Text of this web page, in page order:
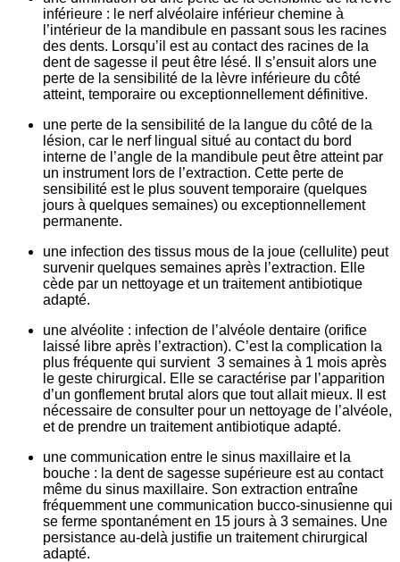
inférieure : le nerf alvéolaire inférieur chemine à
l’intérieur de la mandibule en passant sous les racines
des dents. Lorsqu’il est au contact des racines de la
dent de sagesse il peut être lésé. Il s’ensuit alors une
perte de la sensibilité de la lèvre inférieure du côté
atteint, temporaire ou exceptionnellement définitive.
une perte de la sensibilité de la langue du côté de la
lésion, car le nerf lingual situé au contact du bord
interne de l’angle de la mandibule peut être atteint par
un instrument lors de l’extraction. Cette perte de
sensibilité est le plus souvent temporaire (quelques
jours à quelques semaines) ou exceptionnellement
permanente.
une infection des tissus mous de la joue (cellulite) peut
survenir quelques semaines après l’extraction. Elle
cède par un nettoyage et un traitement antibiotique
adapté.
une alvéolite : infection de l’alvéole dentaire (orifice
laissé libre après l’extraction). C’est la complication la
plus fréquente qui survient 3 semaines à 1 mois après
le geste chirurgical. Elle se caractérise par l’apparition
d’un gonflement brutal alors que tout allait mieux. Il est
nécessaire de consulter pour un nettoyage de l’alvéole,
et de prendre un traitement antibiotique adapté.
une communication entre le sinus maxillaire et la
bouche : la dent de sagesse supérieure est au contact
même du sinus maxillaire. Son extraction entraîne
fréquemment une communication bucco-sinusienne qui
se ferme spontanément en 15 jours à 3 semaines. Une
persistance au-delà justifie un traitement chirurgical
adapté.